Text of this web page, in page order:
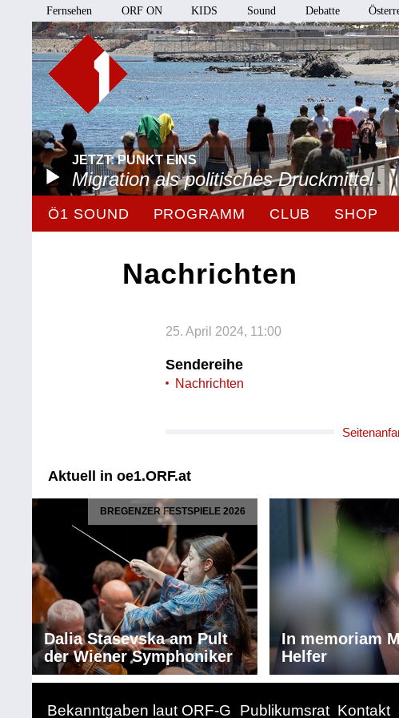
Fernsehen ORF ON KIDS Sound Debatte
JETZT: PUNKT EINS
Migration als politisches Druckmittel
Ö1 SOUND PROGRAMM CLUB SHOP
Nachrichten
25. April 2024, 11:00
Sendereihe
Nachrichten
Aktuell in oe1.ORF.at
BREGENZER FESTSPIELE 2026
Dalia Stasevska am Pult
der Wiener Symphoniker
In memoriam
Helfer
Bekanntgaben laut ORF-G Publikumsrat Kontakt